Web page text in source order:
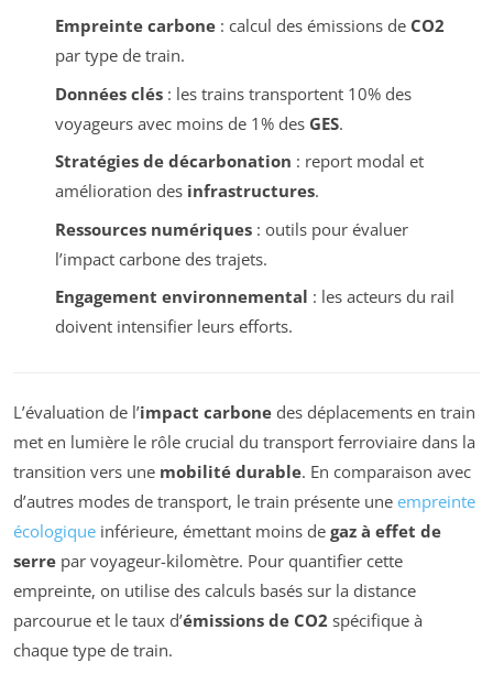
Empreinte carbone: calcul des émissions de CO2
par type de train.
Données clés: les trains transportent 10% des
voyageurs avec moins de 1% des GES.
Stratégies de décarbonation : report modal et
amélioration des infrastructures.
Ressources numériques: outils pour évaluer
l’impact carbone des trajets.
Engagement environnemental : les acteurs du rail
doivent intensifier leurs efforts.
L’évaluation de l’impact carbone des déplacements en train
met en lumière le rôle crucial du transport ferroviaire dans la
transition vers une mobilité durable. En comparaison avec
d’autres modes de transport, le train présente une empreinte
écologique inférieure, émettant moins de gaz à effet de
serre par voyageur-kilomètre. Pour quantifier cette
empreinte, on utilise des calculs basés sur la distance
parcourue et le taux d’émissions de CO2 spécifique à
chaque type de train.